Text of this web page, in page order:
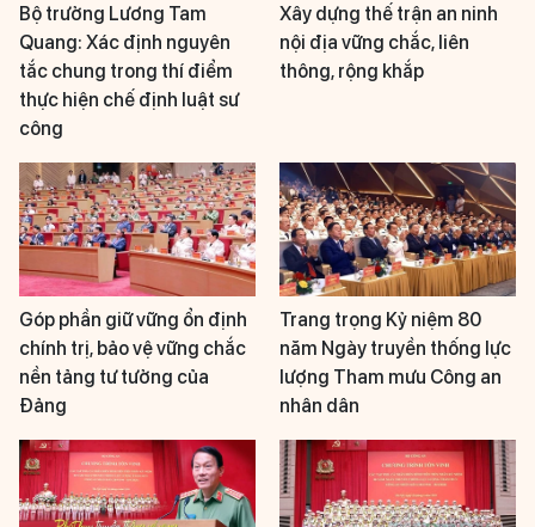
Bộ trưởng Lương Tam
Quang: Xác định nguyên
tắc chung trong thí điểm
thực hiện chế định luật sư
công
Xây dựng thế trận an ninh
nội địa vững chắc, liên
thông, rộng khắp
Góp phần giữ vững ổn định
chính trị, bảo vệ vững chắc
nền tảng tư tưởng của
Đảng
Trang trọng Kỷ niệm 80
năm Ngày truyền thống lực
lượng Tham mưu Công an
nhân dân